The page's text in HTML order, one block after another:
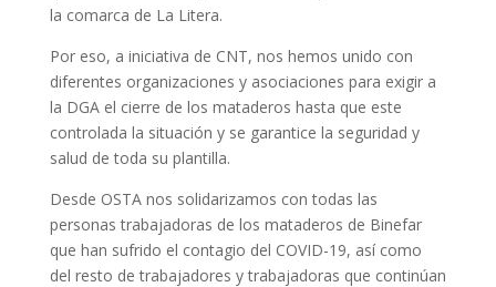
la comarca de La Litera.
Por eso, a iniciativa de CNT, nos hemos unido con
diferentes organizaciones y asociaciones para exigir a
la DGA el cierre de los mataderos hasta que este
controlada la situación y se garantice la seguridad y
salud de toda su plantilla.
Desde OSTA nos solidarizamos con todas las
personas trabajadoras de los mataderos de Binefar
que han sufrido el contagio del COVID-19, así como
del resto de trabajadores y trabajadoras que continúan